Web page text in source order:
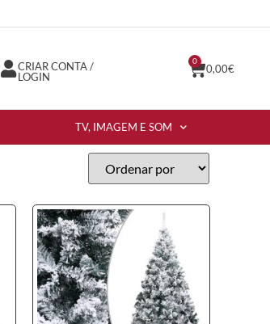
CRIAR CONTA /
LOGIN
0,00€
0
TV, IMAGEM E SOM